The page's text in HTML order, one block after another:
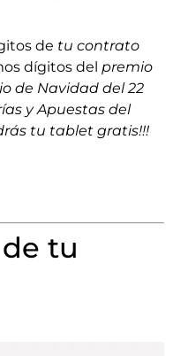
de tu contrato
dígitos del premio
de Navidad del 22
y Apuestas del
tu tablet gratis!!!
tu